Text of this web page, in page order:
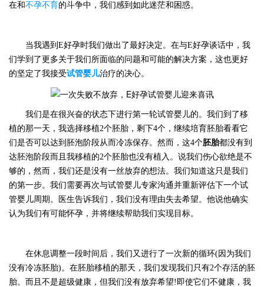
在和不孕不育的斗争中，我们感到如此迷茫和困惑。
当我遇到 E好孕时我们做出了最好决定。在与E好孕谈话中，我
们学到了更多关于我们所面临的问题和可能的解决方案，这也更好
的坚定了我接受试管婴儿治疗的决心。
我们是在很兴奋的状态下进行第一轮试管婴儿的。我们到了移
植的那一天，我选择移植2个胚胎，剩下4个，继续培育胚胎看看它
们是否可以达到胚泡阶段从而冷冻保存。然而，这4个胚胎都没有到
达胚泡阶段而且我移植的2个胚胎也没有植入。说我们伤心欲绝是不
够的，然而，我们还是没有一丝放弃的想法。我们知道这只是我们
的第一步。我们需要再次与试管婴儿专家沟通并重新评估下一个试
管婴儿周期。医生告诉我们，我们没有理由失去希望。他说他确实
认为我们有可能怀孕，并将继续帮助我们实现目标。
在休息调整一段时间后，我们又进行了一次新的循环(因为我们
没有冷冻胚胎)。在胚胎移植的那天，我们发现我们只有2个存活的胚
胎。而且不是超级健康，但我们没有放弃希望!即使它们不健康，我